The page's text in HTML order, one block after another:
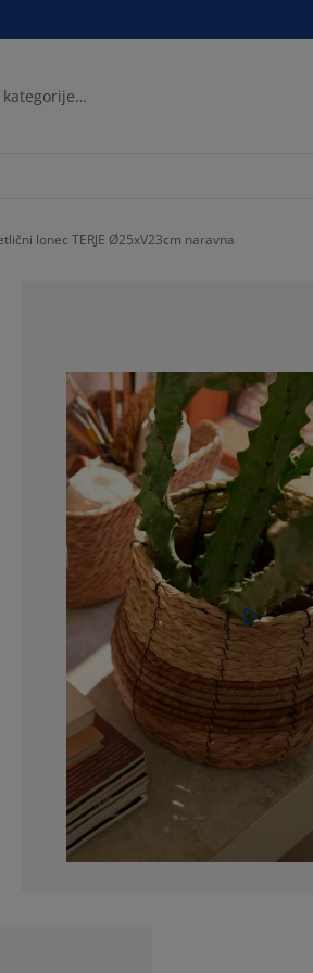
lonec TERJE Ø25xV23cm naravna